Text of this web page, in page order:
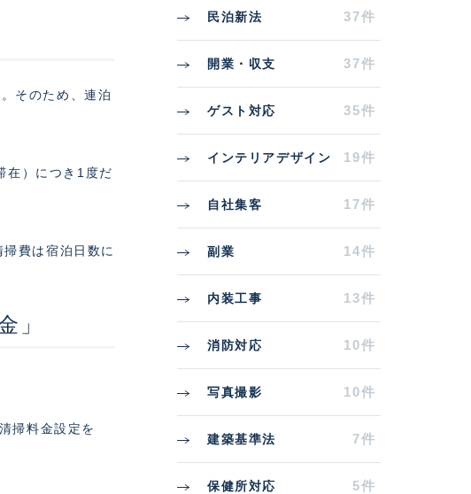
そのため、連泊
在）につき1度だ
費は宿泊日数に
」
掃料金設定を
民泊新法 37件
開業・収支 37件
ゲスト対応 35件
インテリアデザイン 19件
自社集客 17件
副業 14件
内装工事 13件
消防対応 10件
写真撮影 10件
建築基準法 7件
保健所対応 5件